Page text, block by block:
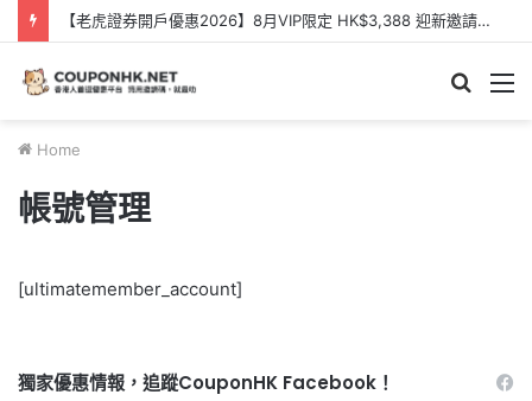
【老虎證券開戶優惠2026】8月VIP限定 HK$3,388 迎新邀請碼【KQQXXB】- Tiger Brokers 迎新優惠
Search
Home
帳號管理
[ultimatemember_account]
獨家優惠情報，追蹤CouponHK Facebook！